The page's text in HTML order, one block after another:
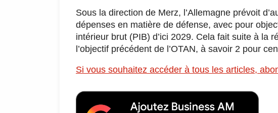
Sous la direction de Merz, l’Allemagne prévoit
dépenses en matière de défense, avec pour
intérieur brut (PIB) d’ici 2029. Cela fait suite à la
l’objectif précédent de l’OTAN, à savoir 2 pour
Si vous souhaitez accéder à tous les articles,